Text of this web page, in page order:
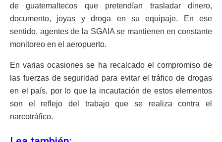
de guatemaltecos que pretendían trasladar dinero,
documento, joyas y droga en su equipaje. En ese
sentido, agentes de la SGAIA se mantienen en constante
monitoreo en el aeropuerto.
En varias ocasiones se ha recalcado el compromiso de
las fuerzas de seguridad para evitar el tráfico de drogas
en el país, por lo que la incautación de estos elementos
son el reflejo del trabajo que se realiza contra el
narcotráfico.